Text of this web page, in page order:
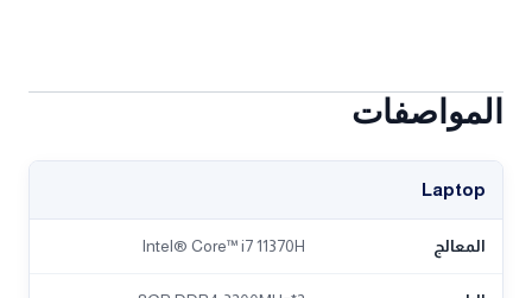
المواصفات
Laptop
المعالج Intel® Core™ i7 11370H